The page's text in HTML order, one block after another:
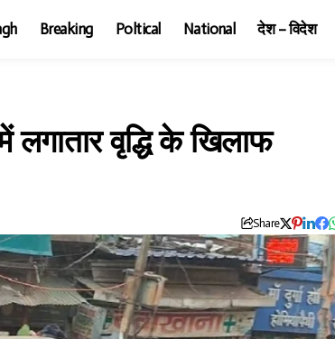
Breaking Poltical National देश – विदेश
वृद्धि के खिलाफ
Share